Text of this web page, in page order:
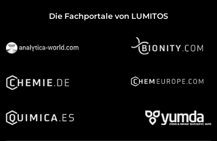
Die Fachportale von LUMITOS